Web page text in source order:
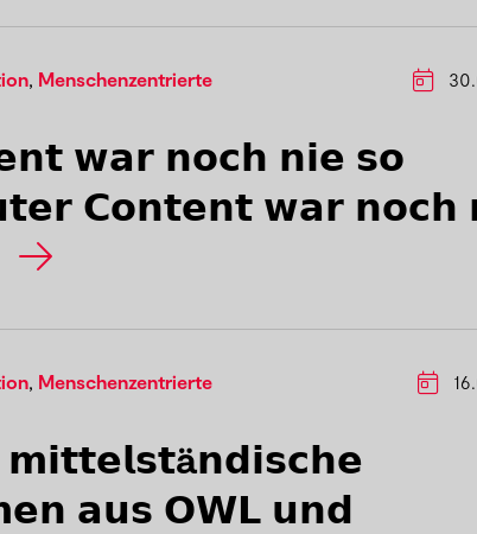
, Menschenzentrierte
𝘄𝗮𝗿 𝗻𝗼𝗰𝗵 𝗻𝗶𝗲 𝘀𝗼
𝗖𝗼𝗻𝘁𝗲𝗻𝘁 𝘄𝗮𝗿 𝗻𝗼𝗰𝗵
, Menschenzentrierte
𝗮𝘂𝘀 𝗢𝗪𝗟 𝘂𝗻𝗱